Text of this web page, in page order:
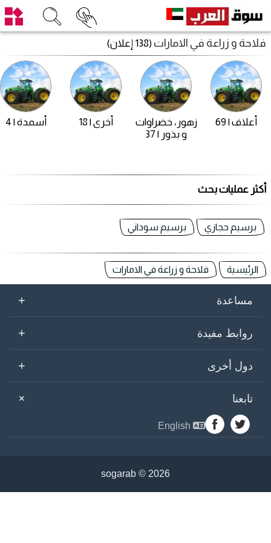
فلاحة و زراعة في الامارات (138 إعلان)
أعلاف | 69
زهور، خضراوات
و بذور | 37
أخرى | 18 أسمدة | 4
أكثر عمليات بحث
برسيم حجازي برسيم سوداني
الرئيسية فلاحة و زراعة في الامارات
مساعدة +
روابط مفيدة +
دول أخرى +
تابعنا +
sogarab © 2026